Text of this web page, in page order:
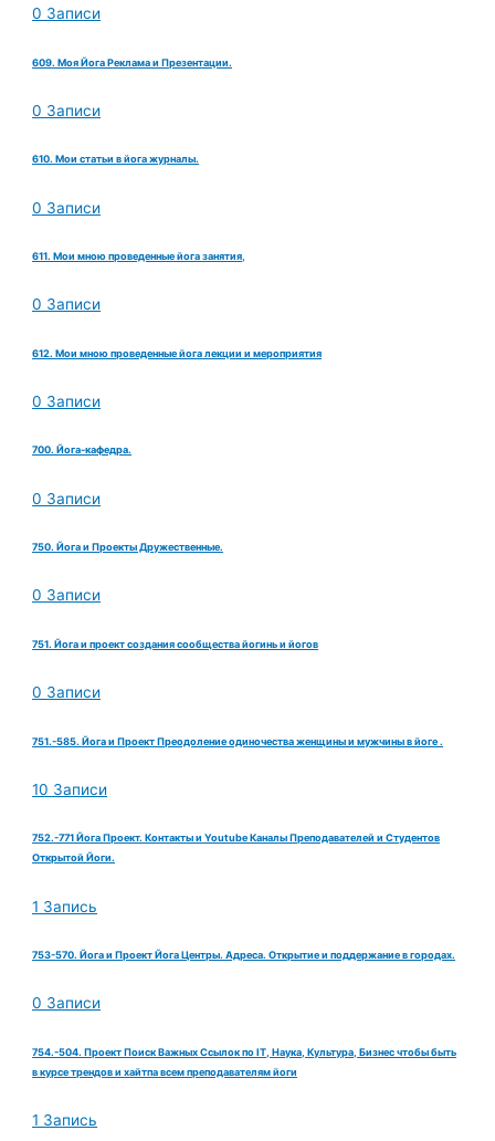
0 Записи
609. Моя Йога Реклама и Презентации.
0 Записи
610. Мои статьи в йога журналы.
0 Записи
611. Мои мною проведенные йога занятия,
0 Записи
612. Мои мною проведенные йога лекции и мероприятия
0 Записи
700. Йога-кафедра.
0 Записи
750. Йога и Проекты Дружественные.
0 Записи
751. Йога и проект создания сообщества йогинь и йогов
0 Записи
751.-585. Йога и Проект Преодоление одиночества женщины и мужчины в йоге .
10 Записи
752.-771 Йога Проект. Контакты и Youtube Каналы Преподавателей и Студентов
Открытой Йоги.
1 Запись
753-570. Йога и Проект Йога Центры. Адреса. Открытие и поддержание в городах.
0 Записи
754.-504. Проект Поиск Важных Ссылок по IT, Наука, Культура, Бизнес чтобы быть
в курсе трендов и хайтпа всем преподавателям йоги
1 Запись